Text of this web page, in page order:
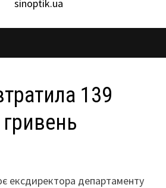
sinoptik.ua
139
ексдиректора департаменту